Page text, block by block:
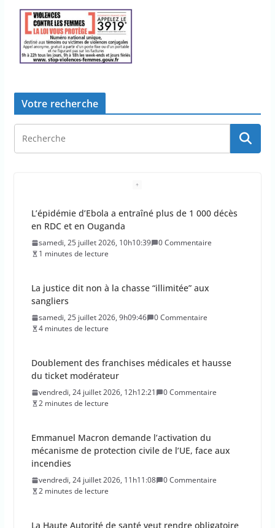
Votre recherche
L’épidémie d’Ebola a entraîné plus de 1 000 décès
en RDC et en Ouganda
samedi, 25 juillet 2026, 10h10:39
0 Commentaire
1 minutes de lecture
La justice dit non à la chasse “illimitée” aux
sangliers
samedi, 25 juillet 2026, 9h09:46
0 Commentaire
4 minutes de lecture
Doublement des franchises médicales et hausse
du ticket modérateur
vendredi, 24 juillet 2026, 12h12:21
0 Commentaire
2 minutes de lecture
Emmanuel Macron demande l’activation du
mécanisme de protection civile de l’UE, face aux
incendies
vendredi, 24 juillet 2026, 11h11:08
0 Commentaire
2 minutes de lecture
La Haute Autorité de santé veut rendre obligatoire